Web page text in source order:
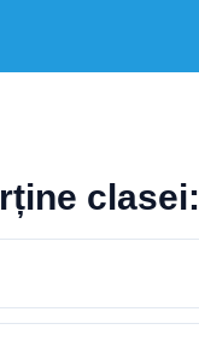
clasei: